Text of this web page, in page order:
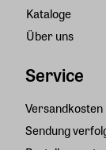
Kataloge
Über uns
Service
Versandkosten
Sendung